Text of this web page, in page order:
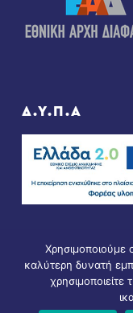
Δ.Υ.Π.Α
© Copyright 2021
καλύτερη δυνατή